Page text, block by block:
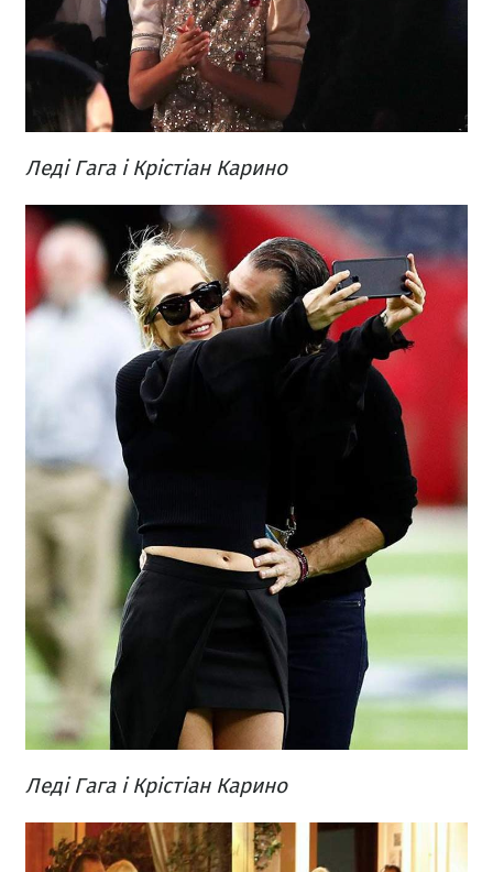
Леді Гага і Крістіан Карино
Леді Гага і Крістіан Карино